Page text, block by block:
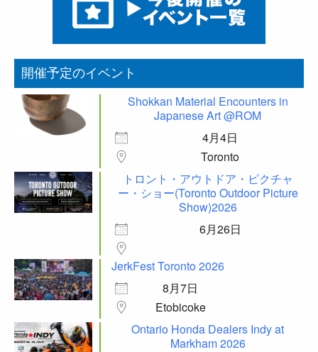
開催予定のイベント
Shokkan Material Encounters in
Japanese Art @ROM
4月4日
Toronto
トロント・アウトドア・ピクチャ
ー・ショー(Toronto Outdoor Picture
Show)2026
6月26日
JerkFest Toronto 2026
8月7日
Etobicoke
Ontario Honda Dealers Indy at
Markham 2026